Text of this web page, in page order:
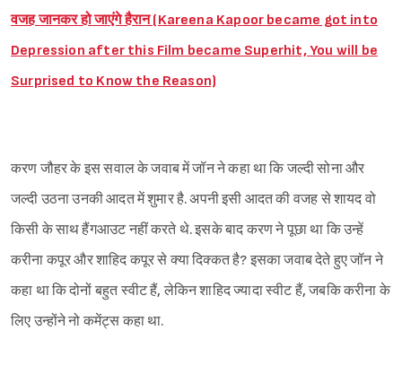
वजह जानकर हो जाएंगे हैरान (Kareena Kapoor became got into
Depression after this Film became Superhit, You will be
Surprised to Know the Reason)
करण जौहर के इस सवाल के जवाब में जॉन ने कहा था कि जल्दी सोना और
जल्दी उठना उनकी आदत में शुमार है. अपनी इसी आदत की वजह से शायद वो
किसी के साथ हैंगआउट नहीं करते थे. इसके बाद करण ने पूछा था कि उन्हें
करीना कपूर और शाहिद कपूर से क्या दिक्कत है? इसका जवाब देते हुए जॉन ने
कहा था कि दोनों बहुत स्वीट हैं, लेकिन शाहिद ज्यादा स्वीट हैं, जबकि करीना के
लिए उन्होंने नो कमेंट्स कहा था.